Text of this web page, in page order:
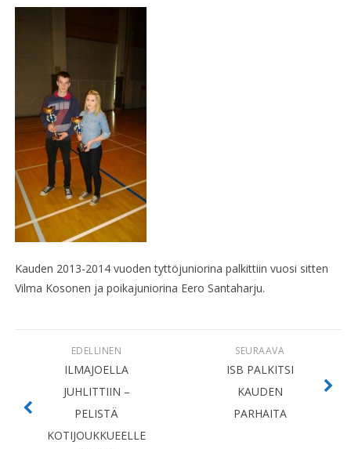
Kauden 2013-2014 vuoden tyttöjuniorina palkittiin vuosi sitten
Vilma Kosonen ja poikajuniorina Eero Santaharju.
SEURAAVA
ISB PALKITSI
KAUDEN
PARHAITA
EDELLINEN
ILMAJOELLA
JUHLITTIIN –
PELISTÄ
KOTIJOUKKUEELLE